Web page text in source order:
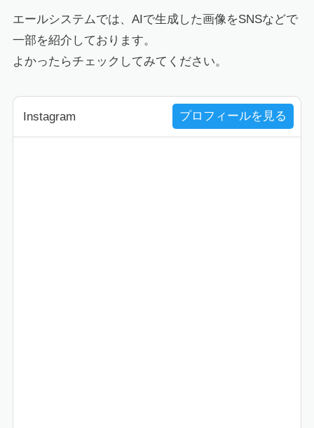
エールシステムでは、AIで生成した画像をSNSなどで
一部を紹介しております。
よかったらチェックしてみてください。
Instagram プロフィールを見る